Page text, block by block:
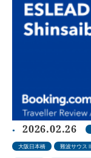
2026.02.26
大阪日本橋 難波サウスⅡ